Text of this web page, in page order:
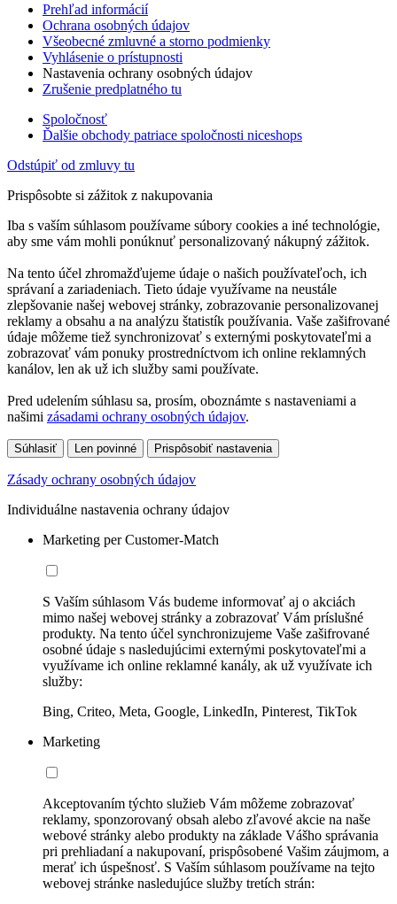
Prehľad informácií
Ochrana osobných údajov
Všeobecné zmluvné a storno podmienky
Vyhlásenie o prístupnosti
Nastavenia ochrany osobných údajov
Zrušenie predplatného tu
Spoločnosť
Ďalšie obchody patriace spoločnosti niceshops
Odstúpiť od zmluvy tu
Prispôsobte si zážitok z nakupovania
Iba s vaším súhlasom používame súbory cookies a iné technológie,
aby sme vám mohli ponúknuť personalizovaný nákupný zážitok.
Na tento účel zhromažďujeme údaje o našich používateľoch, ich
správaní a zariadeniach. Tieto údaje využívame na neustále
zlepšovanie našej webovej stránky, zobrazovanie personalizovanej
reklamy a obsahu a na analýzu štatistík používania. Vaše zašifrované
údaje môžeme tiež synchronizovať s externými poskytovateľmi a
zobrazovať vám ponuky prostredníctvom ich online reklamných
kanálov, len ak už ich služby sami používate.
Pred udelením súhlasu sa, prosím, oboznámte s nastaveniami a
našimi zásadami ochrany osobných údajov.
Súhlasiť Len povinné Prispôsobiť nastavenia
Zásady ochrany osobných údajov
Individuálne nastavenia ochrany údajov
Marketing per Customer-Match
S Vaším súhlasom Vás budeme informovať aj o akciách
mimo našej webovej stránky a zobrazovať Vám príslušné
produkty. Na tento účel synchronizujeme Vaše zašifrované
osobné údaje s nasledujúcimi externými poskytovateľmi a
využívame ich online reklamné kanály, ak už využívate ich
služby:
Bing, Criteo, Meta, Google, LinkedIn, Pinterest, TikTok
Marketing
Akceptovaním týchto služieb Vám môžeme zobrazovať
reklamy, sponzorovaný obsah alebo zľavové akcie na naše
webové stránky alebo produkty na základe Vášho správania
pri prehliadaní a nakupovaní, prispôsobené Vašim záujmom, a
merať ich úspešnosť. S Vaším súhlasom používame na tejto
webovej stránke nasledujúce služby tretích strán: